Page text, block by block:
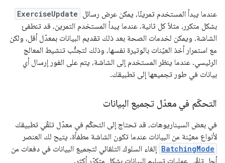
عندما يبدأ المستخدم تمرينًا، يمكن عرض رسائل ExerciseUpdate
بشكل متكرر، مثلاً كل ثانية. عندما يبدأ المستخدم التمرين، قد تنطفئ
الشاشة. ويمكن لخدمات الصحة بعد ذلك تقديم البيانات بمعدّل أقل، ولكن
مع استمرار أخذ العيّنات بالوتيرة نفسها، وذلك لتجنُّب تنشيط المعالج
الرئيسي. عندما ينظر المستخدم إلى الشاشة، يتم على الفور إرسال أي
بيانات في طور تجميعها إلى تطبيقك.
التحكّم في معدّل تجميع البيانات
في بعض السيناريوهات، قد تحتاج إلى التحكّم في معدّل تلقّي تطبيقك
لأنواع معيّنة من البيانات عندما تكون الشاشة مطفأة. يتيح لك العنصر
BatchingMode إلغاء السلوك التلقائي لتجميع البيانات في دفعات من
أجل تلقّي عمليات تسليم البيانات بشكل متكرّر أكثر.